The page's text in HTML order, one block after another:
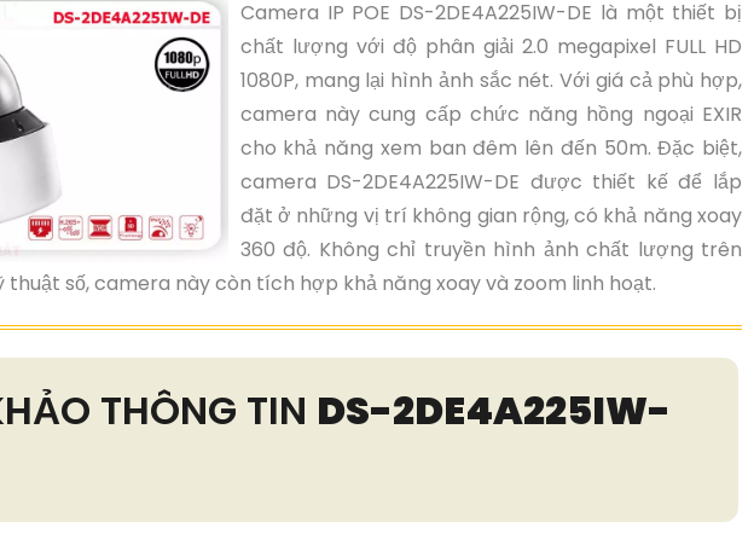
Camera IP POE DS-2DE4A225IW-DE là một thiết bị
chất lượng với độ phân giải 2.0 megapixel FULL HD
1080P, mang lại hình ảnh sắc nét. Với giá cả phù hợp,
camera này cung cấp chức năng hồng ngoại EXIR
cho khả năng xem ban đêm lên đến 50m. Đặc biệt,
camera DS-2DE4A225IW-DE được thiết kế để lắp
đặt ở những vị trí không gian rộng, có khả năng xoay
360 độ. Không chỉ truyền hình ảnh chất lượng trên
thuật số, camera này còn tích hợp khả năng xoay và zoom linh hoạt.
THÔNG TIN DS-2DE4A225IW-